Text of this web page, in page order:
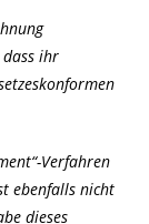
ihr
Verfahren
ebenfalls nicht
dieses